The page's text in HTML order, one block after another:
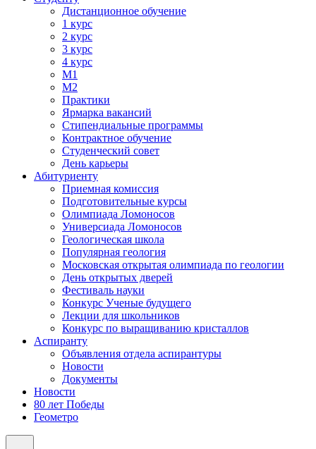
Дистанционное обучение
1 курс
2 курс
3 курс
4 курс
М1
М2
Практики
Ярмарка вакансий
Стипендиальные программы
Контрактное обучение
Студенческий совет
День карьеры
Абитуриенту
Приемная комиссия
Подготовительные курсы
Олимпиада Ломоносов
Универсиада Ломоносов
Геологическая школа
Популярная геология
Московская открытая олимпиада по геологии
День открытых дверей
Фестиваль науки
Конкурс Ученые будущего
Лекции для школьников
Конкурс по выращиванию кристаллов
Аспиранту
Объявления отдела аспирантуры
Новости
Документы
Новости
80 лет Победы
Геометро